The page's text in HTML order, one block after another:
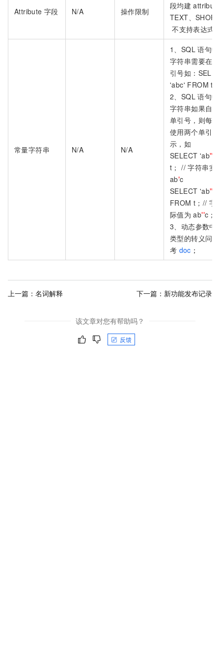
Attribute 字段 N/A 操作限制
段均建
TEXT、
不支持表达式
常量字符串 N/A N/A
1、SQL 语句
字符串需要在
引号如：
'abc' FROM t;
2、SQL 语句
字符串如果自
单引号，则每
使用两个单引
示，如
SELECT 'ab''
t； // 字符串实
ab'c
SELECT 'ab''''
FROM t；// 字
际值为 ab''c；
3、动态参数中
类型的转义问
考 doc ；
上一篇： 名词解释 下一篇： 新功能发布记录
该文章对您有帮助吗？
反馈